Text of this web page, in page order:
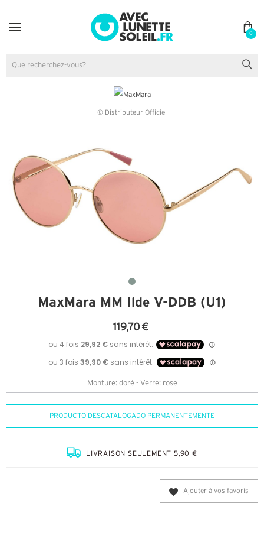
0
© Distributeur Officiel
MaxMara MM Ilde V-DDB (U1)
119,70 €
Monture: doré - Verre: rose
PRODUCTO DESCATALOGADO PERMANENTEMENTE
LIVRAISON SEULEMENT 5,90 €
Ajouter à vos favoris